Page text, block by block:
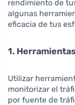
rendimiento de
algunas
eficacia de tus
1.
Utilizar
monitorizar el
por fuente de